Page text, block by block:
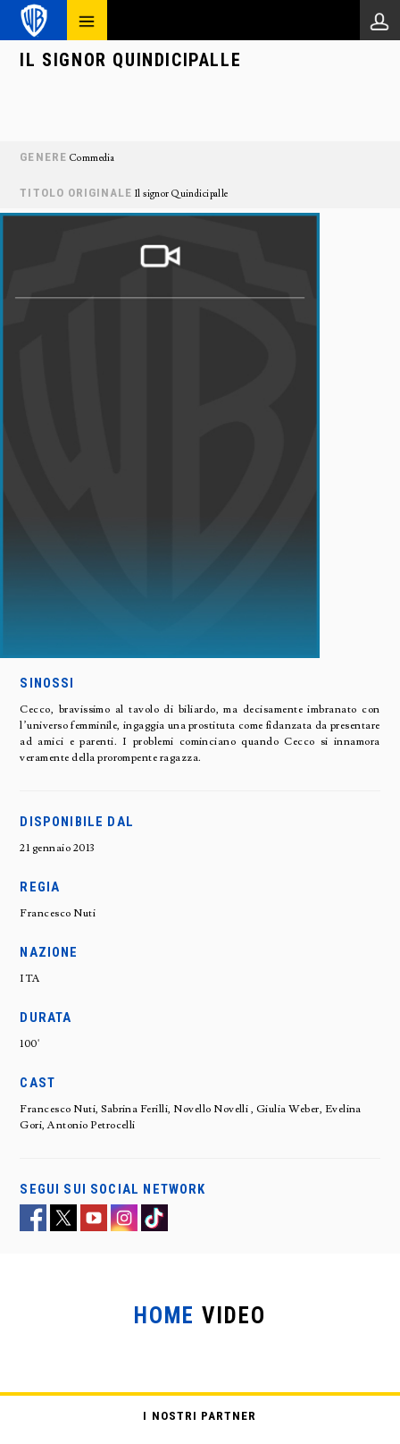
IL SIGNOR QUINDICIPALLE
GENERE Commedia
TITOLO ORIGINALE Il signor Quindicipalle
SINOSSI
Cecco, bravissimo al tavolo di biliardo, ma decisamente imbranato con
l’universo femminile, ingaggia una prostituta come fidanzata da presentare
ad amici e parenti. I problemi cominciano quando Cecco si innamora
veramente della prorompente ragazza.
DISPONIBILE DAL
21 gennaio 2013
REGIA
Francesco Nuti
NAZIONE
ITA
DURATA
100'
CAST
Francesco Nuti, Sabrina Ferilli, Novello Novelli , Giulia Weber, Evelina
Gori, Antonio Petrocelli
SEGUI SUI SOCIAL NETWORK
HOME VIDEO
I NOSTRI PARTNER